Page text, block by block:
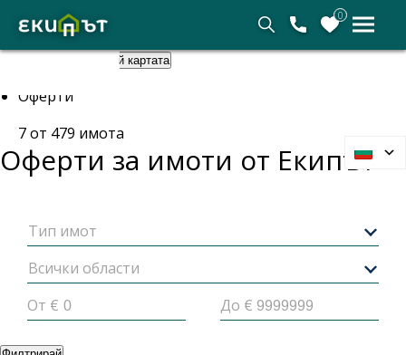
0
Скрий картата
Оферти
7от 479 имота
Оферти за имоти от Екипът
Тип имот
Всички области
От €
До €